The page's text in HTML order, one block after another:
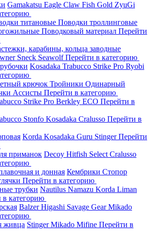
Gamakatsu Eagle Claw Fish Gold ZyuGi
титановые Поводки троллинговые
Поводковый материал Перейти
карабины, кольца заводные
Sneck SeawolfПерейти в категорию
Kosadaka Trabucco Strike Pro Ryobi
крючок Тройники Одинарный
Ассисты Перейти в категорию
Strike Pro Berkley ECO Перейти в
Stonfo Kosadaka Cralusso Перейти в
Korda Kosadaka Guru StingerПерейти
приманок Decoy Hitfish Select Cralusso
и донная Кембрики Стопор
Перейти в категорию
трубки Nautilus Namazu Korda Liman
в категорию
BalzerHigashi Savage GearMikado
живца StingerMikado Mifine Перейти в